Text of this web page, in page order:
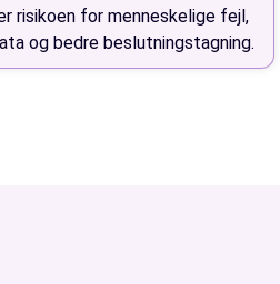
risikoen for menneskelige fejl,
og bedre beslutningstagning.